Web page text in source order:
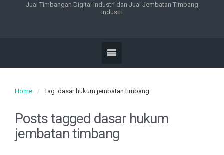
Jual Timbangan Digital Industri dan Jual Jembatan Timbang
Industri
Home Tag: dasar hukum jembatan timbang
Posts tagged dasar hukum
jembatan timbang